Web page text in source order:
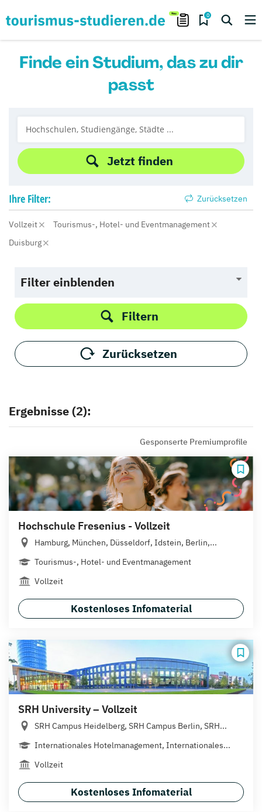
0
Finde ein Studium, das zu dir
passt
Jetzt finden
Ihre Filter: Zurücksetzen
Vollzeit
Tourismus-, Hotel- und Eventmanagement
Duisburg
Filter einblenden
Filtern
Zurücksetzen
Ergebnisse (2):
Gesponserte Premiumprofile
Hochschule Fresenius - Vollzeit
Hamburg, München, Düsseldorf, Idstein, Berlin,...
Tourismus-, Hotel- und Eventmanagement
Vollzeit
Kostenloses Infomaterial
SRH University – Vollzeit
SRH Campus Heidelberg, SRH Campus Berlin, SRH...
Internationales Hotelmanagement, Internationales...
Vollzeit
Kostenloses Infomaterial